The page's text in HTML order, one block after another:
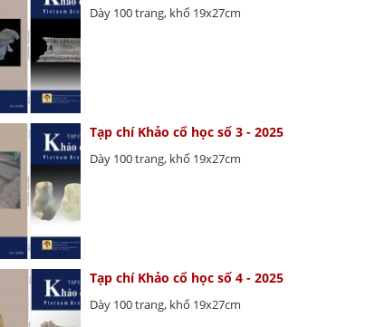
Dày 100 trang, khổ 19x27cm
Tạp chí Khảo cổ học số 3 - 2025
Dày 100 trang, khổ 19x27cm
Tạp chí Khảo cổ học số 4 - 2025
Dày 100 trang, khổ 19x27cm